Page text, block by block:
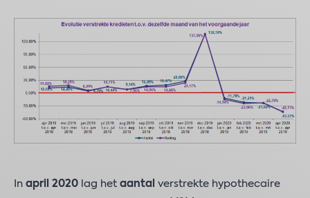
In april 2020 lag het aantal verstrekte hypothecaire